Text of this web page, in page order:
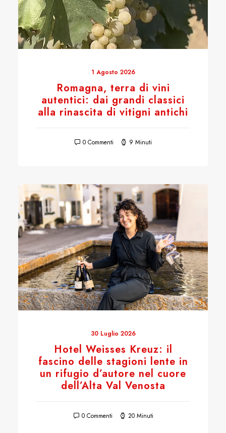
1 Agosto 2026
Romagna, terra di vini
autentici: dai grandi classici
alla rinascita di vitigni antichi
0 Commenti 9 Minuti
30 Luglio 2026
Hotel Weisses Kreuz: il
fascino delle stagioni lente in
un rifugio d’autore nel cuore
dell’Alta Val Venosta
0 Commenti 20 Minuti